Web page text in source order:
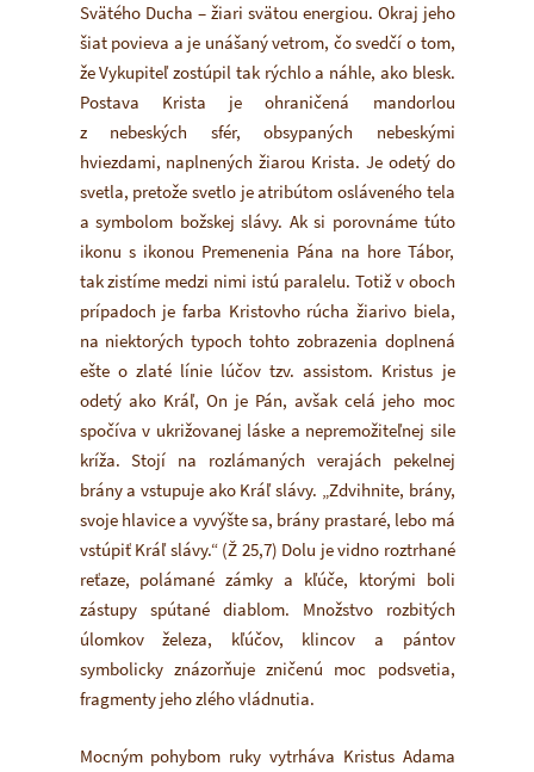
Svätého Ducha – žiari svätou energiou. Okraj jeho
šiat povieva a je unášaný vetrom, čo svedčí o tom,
že Vykupiteľ zostúpil tak rýchlo a náhle, ako blesk.
Postava Krista je ohraničená mandorlou
z nebeských sfér, obsypaných nebeskými
hviezdami, naplnených žiarou Krista. Je odetý do
svetla, pretože svetlo je atribútom osláveného tela
a symbolom božskej slávy. Ak si porovnáme túto
ikonu s ikonou Premenenia Pána na hore Tábor,
tak zistíme medzi nimi istú paralelu. Totiž v oboch
prípadoch je farba Kristovho rúcha žiarivo biela,
na niektorých typoch tohto zobrazenia doplnená
ešte o zlaté línie lúčov tzv. assistom. Kristus je
odetý ako Kráľ, On je Pán, avšak celá jeho moc
spočíva v ukrižovanej láske a nepremožiteľnej sile
kríža. Stojí na rozlámaných verajách pekelnej
brány a vstupuje ako Kráľ slávy. „Zdvihnite, brány,
svoje hlavice a vyvýšte sa, brány prastaré, lebo má
vstúpiť Kráľ slávy.“ (Ž 25,7) Dolu je vidno roztrhané
reťaze, polámané zámky a kľúče, ktorými boli
zástupy spútané diablom. Množstvo rozbitých
úlomkov železa, kľúčov, klincov a pántov
symbolicky znázorňuje zničenú moc podsvetia,
fragmenty jeho zlého vládnutia.
Mocným pohybom ruky vytrháva Kristus Adama